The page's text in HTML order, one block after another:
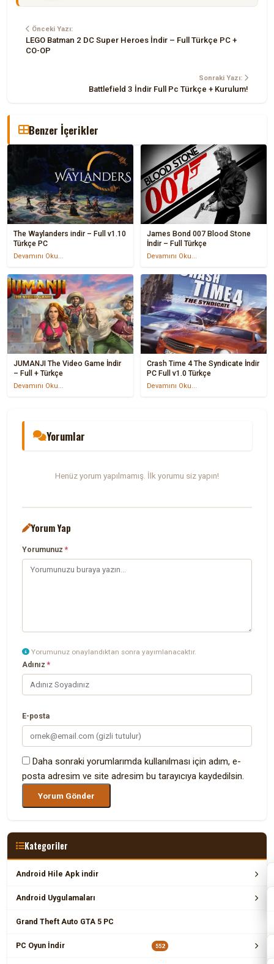
Önceki Yazı:
LEGO Batman 2 DC Super Heroes İndir – Full Türkçe PC +
CO-OP
Sonraki Yazı:
Battlefield 3 İndir Full Pc Türkçe + Kurulum!
Benzer İçerikler
The Waylanders indir – Full v1.10
Türkçe PC
Devamını Oku...
James Bond 007 Blood Stone
İndir – Full Türkçe
Devamını Oku...
JUMANJI The Video Game İndir
– Full + Türkçe
Devamını Oku...
Crash Time 4 The Syndicate İndir
PC Full v1.0 Türkçe
Devamını Oku...
Yorumlar
Henüz yorum yapılmamış. İlk yorumu siz yapın!
Yorum Yap
Yorumunuz*
Yorumunuz onaylandıktan sonra yayımlanacaktır.
Adınız*
E-posta
Daha sonraki yorumlarımda kullanılması için adım, e-
posta adresim ve site adresim bu tarayıcıya kaydedilsin.
Kategoriler
Android Hile Apk indir
Android Uygulamaları
Grand Theft Auto GTA 5 PC
PC Oyun İndir 552